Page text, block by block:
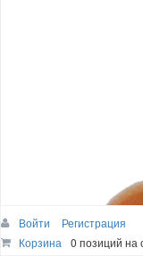
Войти
Регистрация
Корзина
0 позиций на